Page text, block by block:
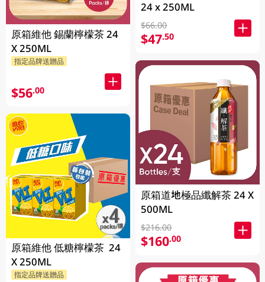
原箱維他 錫蘭檸檬茶 24
X 250ML
指定品牌送贈品
$56.00
原箱維他 低糖檸檬茶 24
X 250ML
指定品牌送贈品
24 x 250ML
$66.00
$47.50
原箱道地極品纖解茶 24 X
500ML
$216.00
$160.00